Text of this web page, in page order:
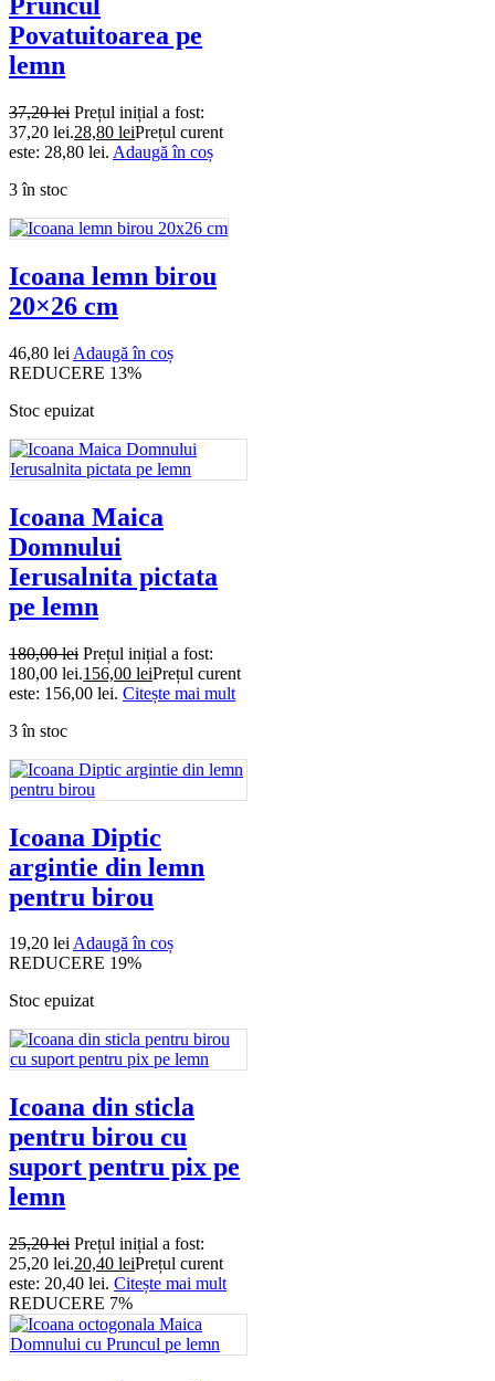
Povatuitoarea pe
lemn
37,20lei Prețul inițial a fost:
37,20 lei.28,80 leiPrețul curent
este: 28,80 lei. Adaugă în coș
3 în stoc
Icoana lemn birou
20×26 cm
46,80 lei Adaugă în coș
REDUCERE 13%
Stoc epuizat
Icoana Maica
Domnului
Ierusalnita pictata
pe lemn
180,00lei Prețul inițial a fost:
180,00 lei.156,00 leiPrețul curent
este: 156,00 lei. Citește mai mult
3 în stoc
Icoana Diptic
argintie din lemn
pentru birou
19,20 leiAdaugă în coș
REDUCERE 19%
Stoc epuizat
Icoana din sticla
pentru birou cu
suport pentru pix pe
lemn
25,20lei Prețul inițial a fost:
25,20 lei.20,40 leiPrețul curent
este: 20,40 lei. Citește mai mult
REDUCERE 7%